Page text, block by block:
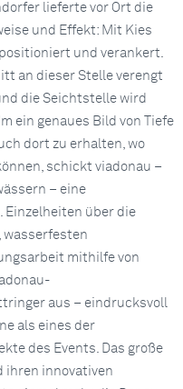
lieferte vor Ort die
und Effekt: Mit Kies
und verankert.
an dieser Stelle verengt
die Seichtstelle wird
ein genaues Bild von Tiefe
dort zu erhalten, wo
schickt viadonau –
– eine
Einzelheiten über die
wasserfesten
mithilfe von
aus – eindrucksvoll
als eines der
des Events. Das große
ihren innovativen